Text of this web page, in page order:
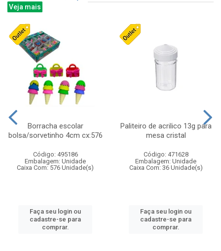
Veja mais
Borracha escolar
bolsa/sorvetinho 4cm cx:576
Código: 495186
Embalagem: Unidade
Caixa Com: 576 Unidade(s)
Faça seu login ou
cadastre-se para
comprar.
Paliteiro de acrilico 13g para
mesa cristal
Código: 471628
Embalagem: Unidade
Caixa Com: 36 Unidade(s)
Faça seu login ou
cadastre-se para
comprar.